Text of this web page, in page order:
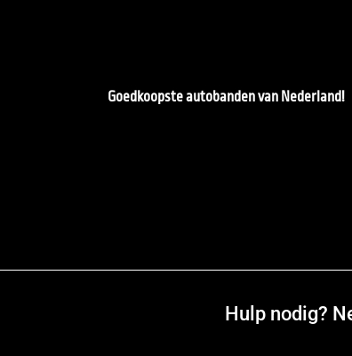
Goedkoopste autobanden van Nederland!
Hulp nodig?